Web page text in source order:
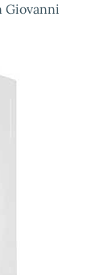
Giovanni